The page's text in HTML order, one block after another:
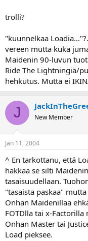
Kyseessä kuitenkin 2
Ja se Hetfieldin ääni. On
pirusti varsinkin
Ja Mitä noihin
sun muut 69eyesit.
sitten.
Tuntuu, että tekevät
trolli?
"kuunnelkaa
vereen mutta kuka
Maidenin 90-luvun
Ride The Lightningiä/
hehkutus. Mutta ei
J New Member
Jan 11, 2004
^ En tarkottanu, että
hakkaa se silti
tasaisuudellaan.
"tasaista paskaa"
Onhan Maidenillaa
FOTDlla tai x-
Onhan Master tai
Load pieksee.